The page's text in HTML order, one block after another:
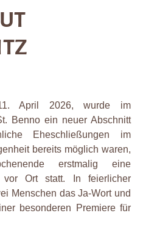
April 2026, wurde im
Benno ein neuer Abschnitt
Eheschließungen im
bereits möglich waren,
erstmalig eine
vor Ort statt. In feierlicher
Menschen das Ja-Wort und
besonderen Premiere für